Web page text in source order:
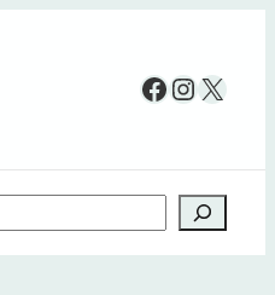
Facebook
X